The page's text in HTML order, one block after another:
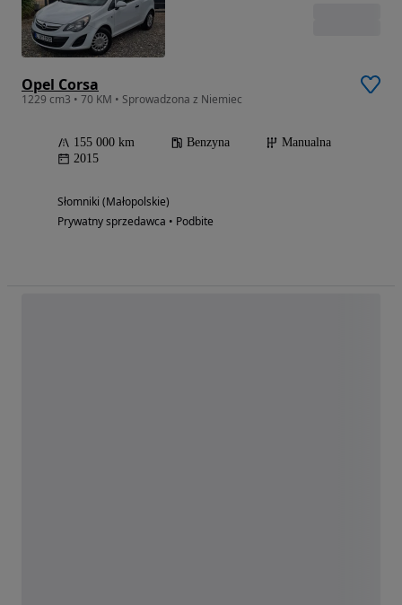
Opel Corsa
1229 cm3 • 70 KM • Sprowadzona z Niemiec
155 000 km Benzyna
Manualna
2015
Słomniki (Małopolskie)
Prywatny sprzedawca • Podbite